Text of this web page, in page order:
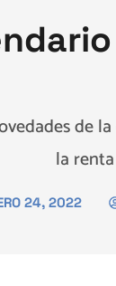
de
la
24, 2022